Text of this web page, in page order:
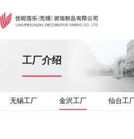
工厂介绍
无锡工厂 金沢工厂 仙台工